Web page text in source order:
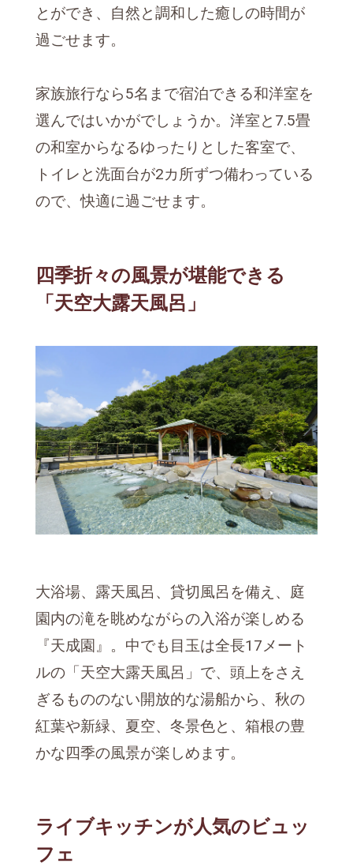
とができ、自然と調和した癒しの時間が
過ごせます。
家族旅行なら5名まで宿泊できる和洋室を
選んではいかがでしょうか。洋室と7.5畳
の和室からなるゆったりとした客室で、
トイレと洗面台が2カ所ずつ備わっている
ので、快適に過ごせます。
四季折々の風景が堪能できる
「天空大露天風呂」
大浴場、露天風呂、貸切風呂を備え、庭
園内の滝を眺めながらの入浴が楽しめる
『天成園』。中でも目玉は全長17メート
ルの「天空大露天風呂」で、頭上をさえ
ぎるもののない開放的な湯船から、秋の
紅葉や新緑、夏空、冬景色と、箱根の豊
かな四季の風景が楽しめます。
ライブキッチンが人気のビュッ
フェ